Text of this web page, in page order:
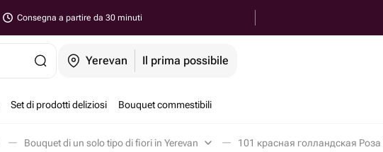
Consegna a partire da 30 minuti
Yerevan Il prima possibile
Set di prodotti deliziosi Bouquet commestibili
Bouquet di un solo tipo di fiori in Yerevan